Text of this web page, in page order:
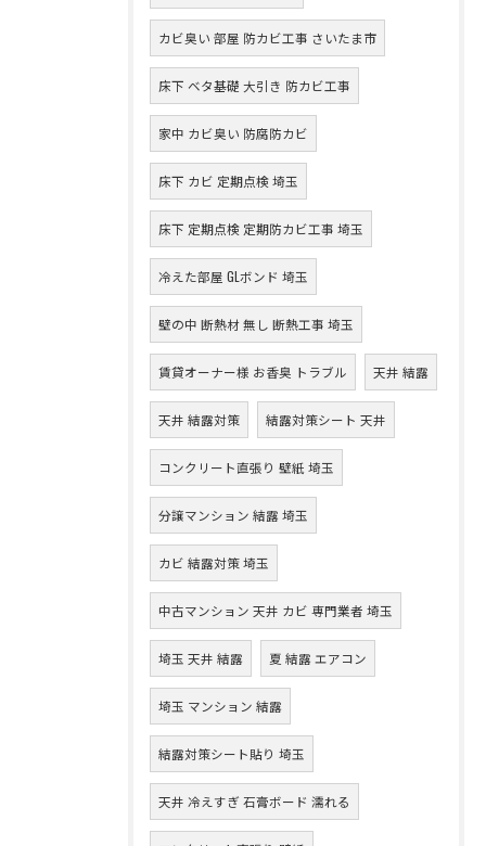
カビ臭い 部屋 防カビ工事 さいたま市
床下 ベタ基礎 大引き 防カビ工事
家中 カビ臭い 防腐防カビ
床下 カビ 定期点検 埼玉
床下 定期点検 定期防カビ工事 埼玉
冷えた部屋 GLボンド 埼玉
壁の中 断熱材 無し 断熱工事 埼玉
賃貸オーナー様 お香臭 トラブル 天井 結露
天井 結露対策 結露対策シート 天井
コンクリート直張り 壁紙 埼玉
分譲マンション 結露 埼玉
カビ 結露対策 埼玉
中古マンション 天井 カビ 専門業者 埼玉
埼玉 天井 結露 夏 結露 エアコン
埼玉 マンション 結露
結露対策シート貼り 埼玉
天井 冷えすぎ 石膏ボード 濡れる